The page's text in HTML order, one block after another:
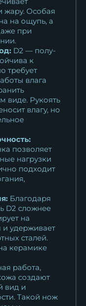
жару. Особая
на ощупь, а
при
D2 — полу-
к
требует
влага
виде. Рукоять
влагу, но
позволяет
нагрузки
подходит
Благодаря
D2 сложнее
на
и удерживает
сталей.
керамике
работа,
создают
вид и
Такой нож